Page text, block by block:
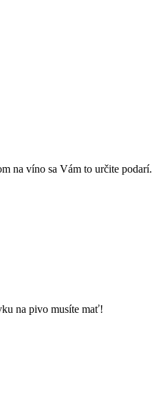
na víno sa Vám to určite podarí.
na pivo musíte mať!